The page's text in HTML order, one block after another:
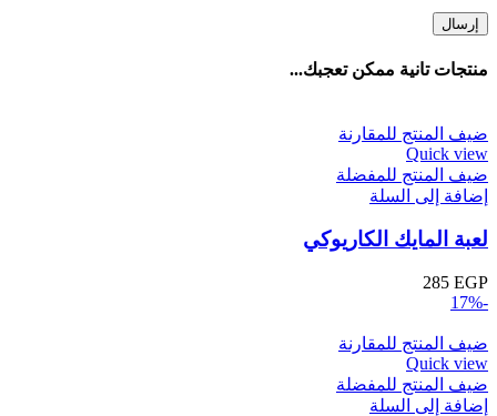
منتجات تانية ممكن تعجبك...
ضيف المنتج للمقارنة
Quick view
ضيف المنتج للمفضلة
إضافة إلى السلة
لعبة المايك الكاريوكي
285 EGP
-17%
ضيف المنتج للمقارنة
Quick view
ضيف المنتج للمفضلة
إضافة إلى السلة